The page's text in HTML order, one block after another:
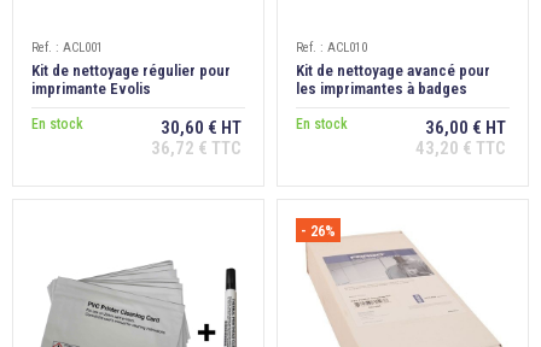
Ref. : ACL001
Kit de nettoyage régulier pour
imprimante Evolis
En stock
30,60 € HT
36,72 € TTC
Ref. : ACL010
Kit de nettoyage avancé pour
les imprimantes à badges
En stock
36,00 € HT
43,20 € TTC
- 26%